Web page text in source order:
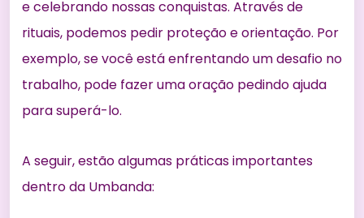
e celebrando nossas conquistas. Através de
rituais, podemos pedir proteção e orientação. Por
exemplo, se você está enfrentando um desafio no
trabalho, pode fazer uma oração pedindo ajuda
para superá-lo.
A seguir, estão algumas práticas importantes
dentro da Umbanda: